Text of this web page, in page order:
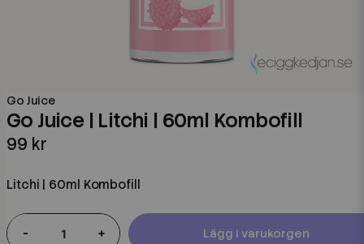
Go Juice
Go Juice | Litchi | 60ml Kombofill
99 kr
Litchi | 60ml Kombofill
- + Lägg i varukorgen